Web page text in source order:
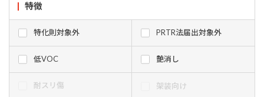
特徴
特化則対象外 PRTR法届出対象外
低VOC 艶消し
耐スリ傷 架装向け